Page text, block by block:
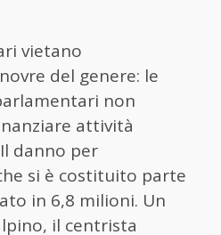
vietano
del genere: le
non
attività
danno per
si è costituito parte
in 6,8 milioni. Un
il centrista